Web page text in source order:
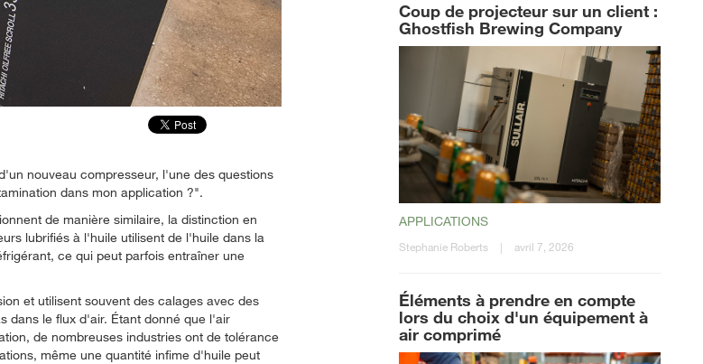
nouveau compresseur, l'une des questions
dans mon application ?".
de manière similaire, la distinction en
lubrifiés à l'huile utilisent de l'huile dans la
ce qui peut parfois entraîner une
et utilisent souvent des calages avec des
dans le flux d'air. Étant donné que l'air
de nombreuses industries ont de tolérance
même une quantité infime d'huile peut
Coup de projecteur sur un client :
Ghostfish Brewing Company
APPLICATIONS
Stephanie Roberts | avril 7, 2026
Éléments à prendre en compte
lors du choix d'un équipement à
air comprimé